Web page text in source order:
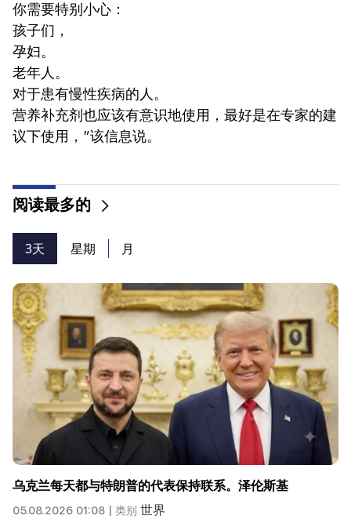
你需要特别小心：
孩子们，
孕妇。
老年人。
对于患有慢性疾病的人。
营养补充剂也应该有意识地使用，最好是在专家的建
议下使用，”该信息说。
阅读最多的
3天 星期 月
乌克兰每天都与特朗普的代表保持联系。泽伦斯基
05.08.2026 01:08 | 类别 世界